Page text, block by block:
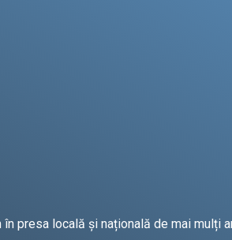
presa locală și națională de mai mulți